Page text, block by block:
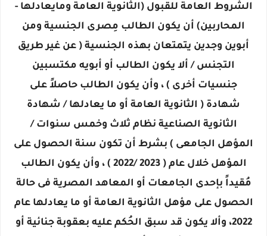
الشروط العامة للقبول (الثانوية العامة ومايعادلها -
المحاربين) أن يكون الطالب مِصرى الجنسية ومن
أبوين وجدين يتمتعان بهذه الجنسية ( عن غير طريق
التجنس / ألا يكون الطالب أو أبويه مكتسبين
جنسيات أخرى ) ، وأن يكون الطالب حاصلاً على
شهادة ( الثانوية العامة أو ما يعادلها / شهادة
الثانوية الصناعية نظام ثلاث وخمس سنوات /
المؤهل الجامعى ) بشرط أن تكون سنة الحصول على
المؤهل خلال عام ( 2023 /2022 ) ، وأن يكون الطالب
مُقيداً بإحدى الجامعات أو المعاهد المصرية فى حالة
الحصول على مؤهل الثانوية العامة أو ما يعادلها عام
2022، وألا يكون قد سبق الحُكم عليه بعقوبة جنائية أو